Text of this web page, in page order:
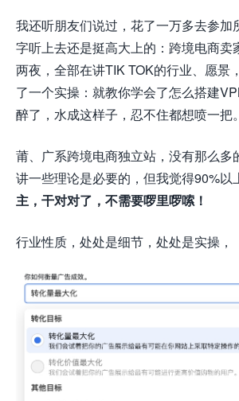
我还听朋友们说过，花了一万多去参加
字听上去还是挺高大上的：跨境电商卖
两夜，全部在讲TIK TOK的行业、愿景
了一个实操：就教你学会了怎么搭建
醉了，水成这样子，忍不住都想喷一把。
莆、广系跨境电商独立站，没有那么多
讲一些理论是必要的，但我觉得90%以
主， 干对对了，不需要啰里啰嗦！
行业性质，处处是细节，处处是实操，